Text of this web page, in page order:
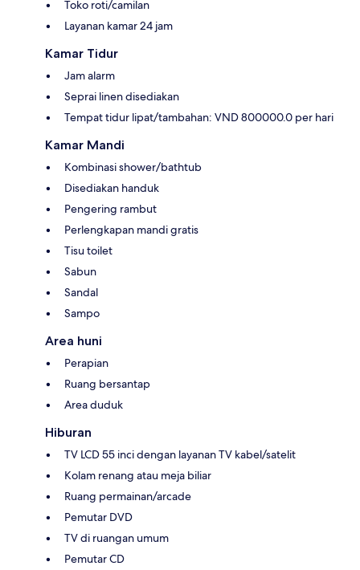
Toko roti/camilan
Layanan kamar 24 jam
Kamar Tidur
Jam alarm
Seprai linen disediakan
Tempat tidur lipat/tambahan: VND 800000.0 per hari
Kamar Mandi
Kombinasi shower/bathtub
Disediakan handuk
Pengering rambut
Perlengkapan mandi gratis
Tisu toilet
Sabun
Sandal
Sampo
Area huni
Perapian
Ruang bersantap
Area duduk
Hiburan
TV LCD 55 inci dengan layanan TV kabel/satelit
Kolam renang atau meja biliar
Ruang permainan/arcade
Pemutar DVD
TV di ruangan umum
Pemutar CD